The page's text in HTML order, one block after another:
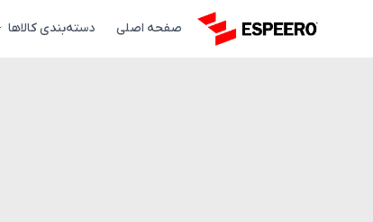
صفحه اصلی دسته‌بندی کالاها